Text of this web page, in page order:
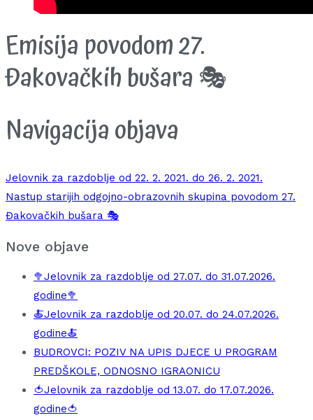
Emisija povodom 27.
Đakovačkih bušara 🎭
Navigacija objava
Jelovnik za razdoblje od 22. 2. 2021. do 26. 2. 2021.
Nastup starijih odgojno-obrazovnih skupina povodom 27.
Đakovačkih bušara 🎭
Nove objave
🥦Jelovnik za razdoblje od 27.07. do 31.07.2026.
godine🥦
🍝Jelovnik za razdoblje od 20.07. do 24.07.2026.
godine🍝
BUDROVCI: POZIV NA UPIS DJECE U PROGRAM
PREDŠKOLE, ODNOSNO IGRAONICU
🍅Jelovnik za razdoblje od 13.07. do 17.07.2026.
godine🍅